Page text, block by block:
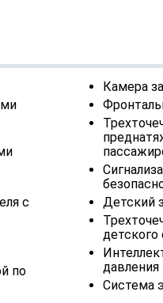
с
по
Камера
Детский
детского
Система